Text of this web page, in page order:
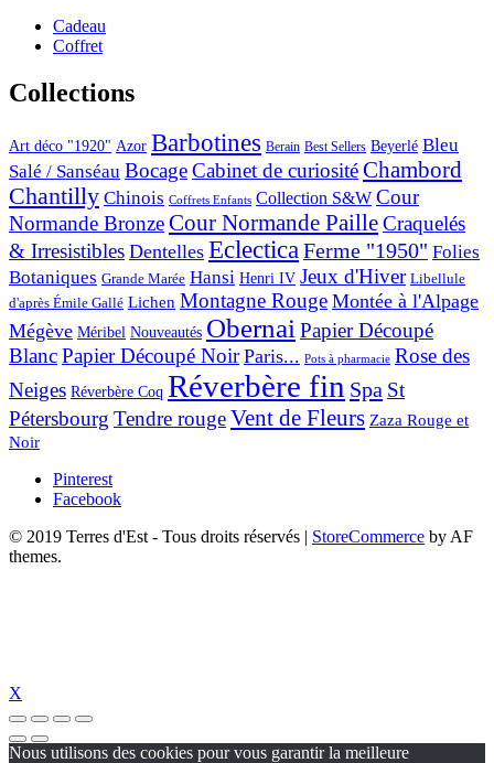
Cadeau
Coffret
Collections
Art déco "1920" Azor Barbotines Berain Best Sellers Beyerlé Bleu
Salé / Sanséau BocageCabinet de curiositéChambord
Chantilly Chinois Coffrets Enfants Collection S&W Cour
Normande BronzeCour Normande PailleCraquelés
& Irresistibles Dentelles EclecticaFerme "1950" Folies
Botaniques Grande Marée Hansi Henri IV Jeux d'Hiver Libellule
d'après Émile Gallé Lichen Montagne Rouge Montée à l'Alpage
Mégève Méribel Nouveautés ObernaiPapier Découpé
BlancPapier Découpé Noir Paris... Pots à pharmacie Rose des
Neiges Réverbère Coq Réverbère fin Spa St
Pétersbourg Tendre rougeVent de Fleurs Zaza Rouge et
Noir
Pinterest
Facebook
© 2019 Terres d'Est - Tous droits réservés
StoreCommerce by AF
themes.
X
Nous utilisons des cookies pour vous garantir la meilleure